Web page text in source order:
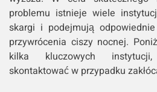
problemu istnieje wiele
skargi i podejmują
przywrócenia ciszy nocnej.
kilka kluczowych
skontaktować w przypadku